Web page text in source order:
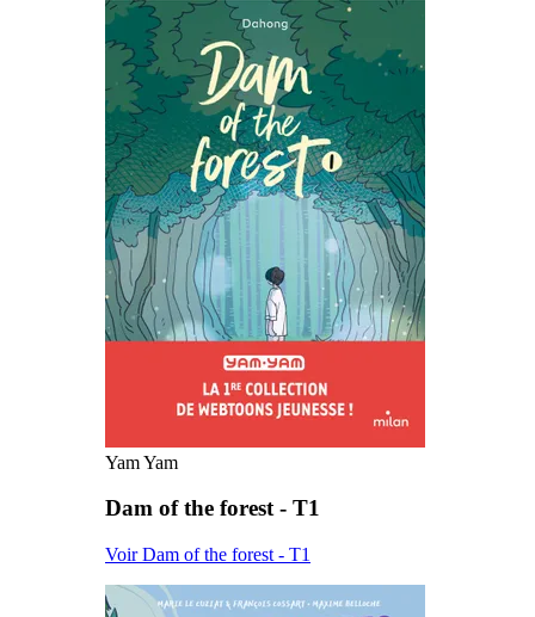
Yam Yam
Dam of the forest - T1
Voir Dam of the forest - T1